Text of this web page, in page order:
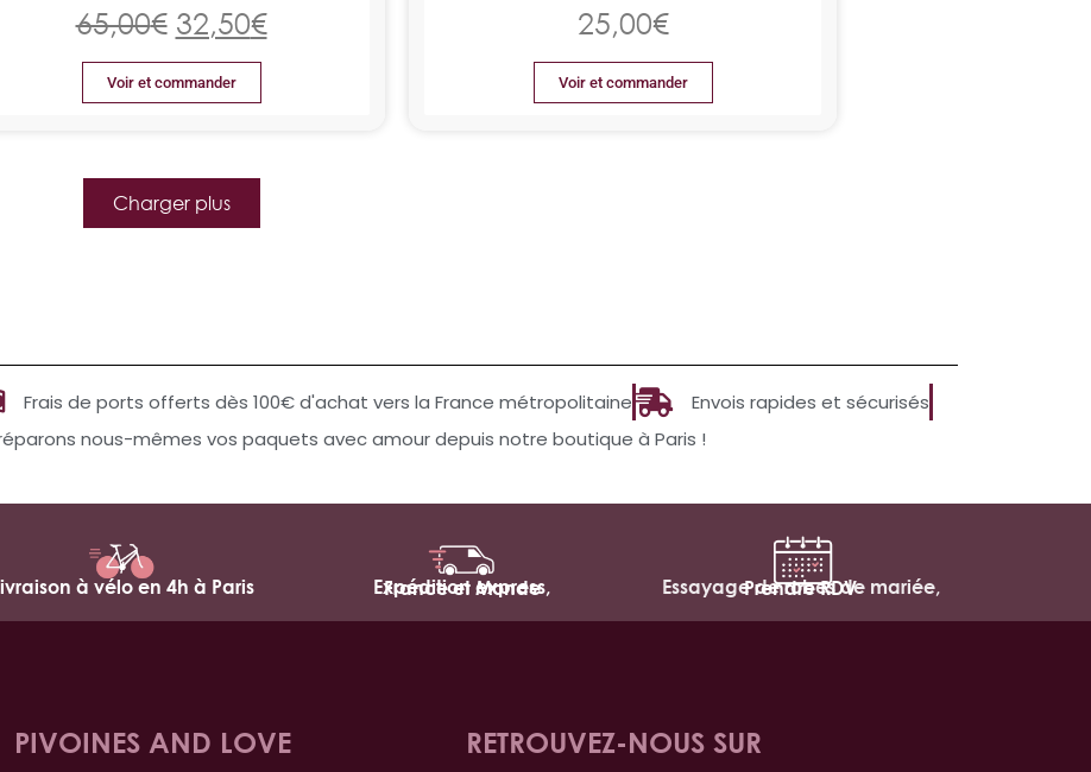
65,00€ 32,50€
Voir et commander
25,00€
Voir et commander
Charger plus
Frais de ports offerts dès 100€ d'achat vers la France métropolitaine
Envois rapides et sécurisés
nous-mêmes vos paquets avec amour depuis notre boutique à Paris !
à vélo en 4h à Paris Expédition express,
France et Monde Essayage de robes de mariée,
Prendre RDV
PIVOINES AND LOVE RETROUVEZ-NOUS SUR